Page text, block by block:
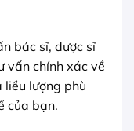
bác sĩ, dược sĩ
vấn chính xác về
liều lượng phù
của bạn.